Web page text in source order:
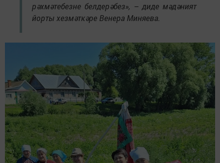
рәхмәтебезне белдерәбез», – диде мәдәният
йорты хезмәткәре Венера Миняева.